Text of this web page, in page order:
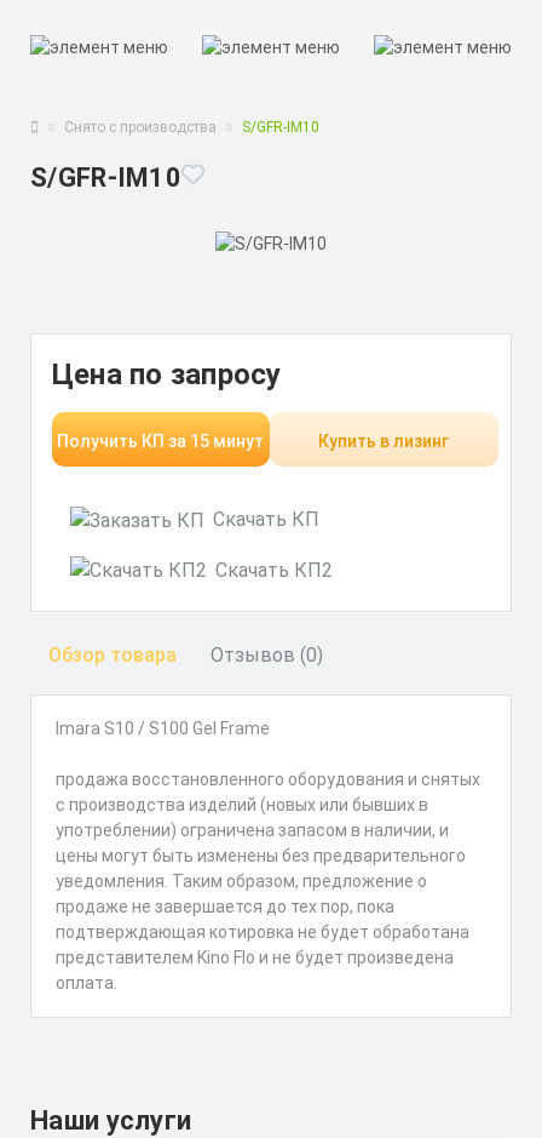
Снято с производства S/GFR-IM10
S/GFR-IM10
Цена по запросу
Получить КП за 15 минут Купить в лизинг
Скачать КП
Скачать КП2
Обзор товара Отзывов (0)
Imara S10 / S100 Gel Frame
продажа восстановленного оборудования и снятых
с производства изделий (новых или бывших в
употреблении) ограничена запасом в наличии, и
цены могут быть изменены без предварительного
уведомления. Таким образом, предложение о
продаже не завершается до тех пор, пока
подтверждающая котировка не будет обработана
представителем Kino Flo и не будет произведена
оплата.
Наши услуги